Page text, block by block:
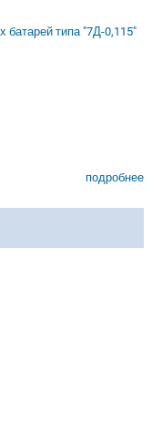
батарей типа "7Д-0,115"
подробнее